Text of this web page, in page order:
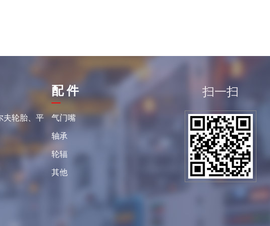
扫一扫
夫轮胎、平
配 件
气门嘴
轴承
轮辐
其他